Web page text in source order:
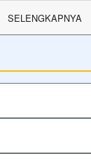
SELENGKAPNYA